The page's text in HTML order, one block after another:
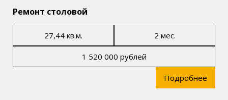
Ремонт столовой
27,44 кв.м. 2 мес.
1 520 000 рублей
Подробнее